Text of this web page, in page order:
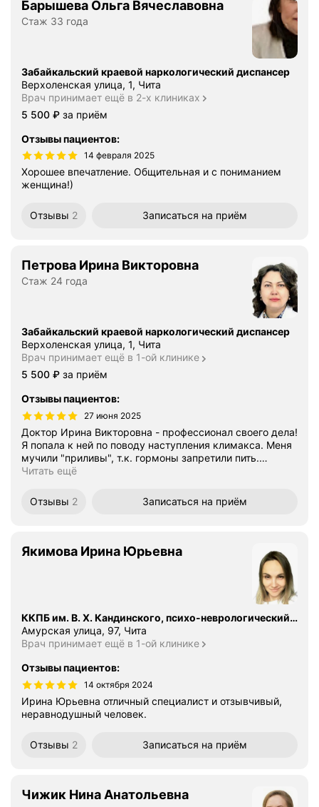
Барышева Ольга Вячеславовна
Стаж 33 года
Забайкальский краевой наркологический диспансер
Верхоленская улица, 1, Чита
Врач принимает ещё в 2-х клиниках
Цена
5500
5 500 ₽ за приём
Отзывы пациентов:
14 февраля 2025
Хорошее впечатление. Общительная и с пониманием
женщина!)
Отзывы 2 Записаться на приём
Петрова Ирина Викторовна
Стаж 24 года
Забайкальский краевой наркологический диспансер
Верхоленская улица, 1, Чита
Врач принимает ещё в 1-ой клинике
Цена
5500
5 500 ₽ за приём
Отзывы пациентов:
27 июня 2025
Доктор Ирина Викторовна - профессионал своего дела!
Я попала к ней по поводу наступления климакса. Меня
мучили "приливы", т.к. гормоны запретили пить.…
Читать ещё
Отзывы 2 Записаться на приём
Якимова Ирина Юрьевна
ККПБ им. В. Х. Кандинского, психо-неврологический диспансер
Амурская улица, 97, Чита
Врач принимает ещё в 1-ой клинике
Отзывы пациентов:
14 октября 2024
Ирина Юрьевна отличный специалист и отзывчивый,
неравнодушный человек.
Отзывы 2 Записаться на приём
Чижик Нина Анатольевна